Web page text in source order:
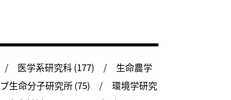
医学系研究科 (177)
生命農学
生命分子研究所 (75)
環境学研究